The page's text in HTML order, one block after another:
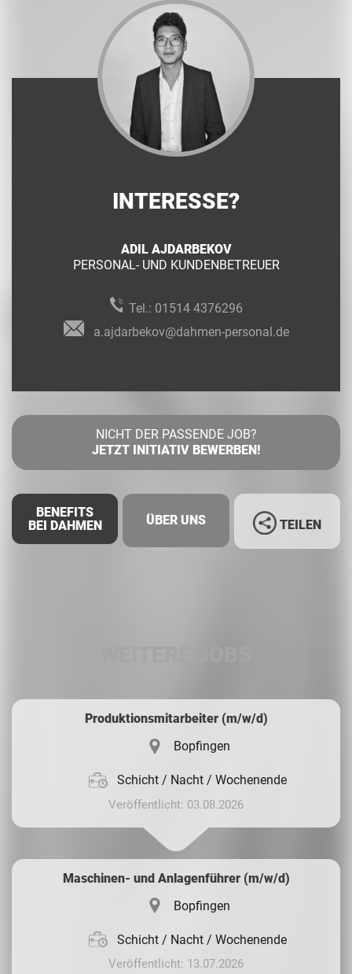
INTERESSE?
ADIL AJDARBEKOV
PERSONAL- UND KUNDENBETREUER
Tel.: 01514 4376296
a.ajdarbekov@dahmen-personal.de
NICHT DER PASSENDE JOB?
JETZT INITIATIV BEWERBEN!
BENEFITS
BEI DAHMEN
ÜBER UNS TEILEN
Produktionsmitarbeiter (m/w/d)
Bopfingen
Schicht / Nacht / Wochenende
Veröffentlicht: 03.08.2026
Maschinen- und Anlagenführer (m/w/d)
Bopfingen
Schicht / Nacht / Wochenende
Veröffentlicht: 13.07.2026